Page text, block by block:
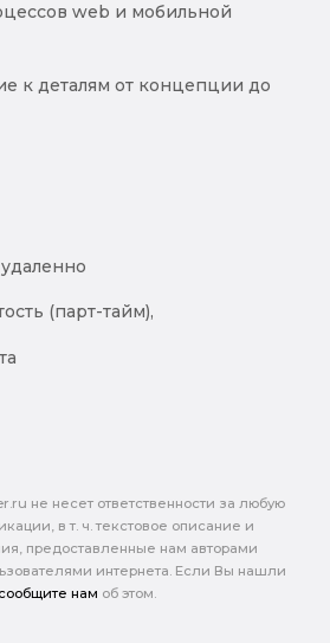
web и мобильной
к деталям от концепции до
(парт-тайм),
не несет ответственности за любую
в т. ч. текстовое описание и
предоставленные нам авторами
интернета. Если Вы нашли
сообщите нам об этом.